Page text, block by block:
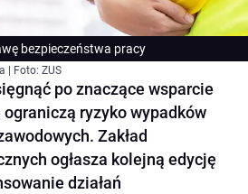
bezpieczeństwa pracy
| Foto: ZUS
po znaczące wsparcie
ryzyko wypadków
Zakład
ogłasza kolejną edycję
działań